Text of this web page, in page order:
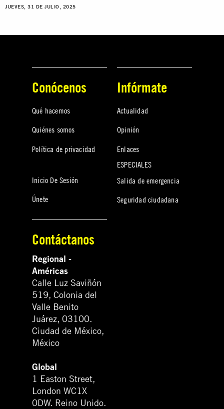
JUEVES, 31 DE JULIO, 2025
Conócenos
Qué hacemos
Quiénes somos
Política de privacidad
Inicio De Sesión
Únete
Infórmate
Actualidad
Opinión
Enlaces
ESPECIALES
Salida de emergencia
Seguridad ciudadana
Contáctanos
Regional -
Américas
Calle Luz Saviñón
519, Colonia del
Valle Benito
Juárez, 03100.
Ciudad de México,
México
Global
1 Easton Street,
London WC1X
0DW. Reino Unido.